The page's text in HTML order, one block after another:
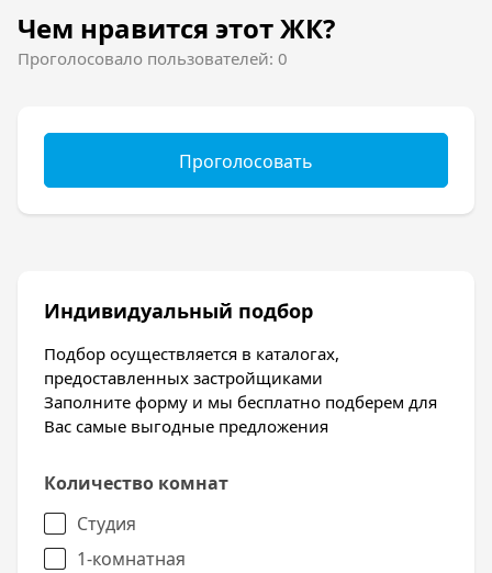
Чем нравится этот ЖК?
Проголосовало пользователей: 0
Проголосовать
Индивидуальный подбор
Подбор осуществляется в каталогах,
предоставленных застройщиками
Заполните форму и мы бесплатно подберем для
Вас самые выгодные предложения
Количество комнат
Студия
1-комнатная